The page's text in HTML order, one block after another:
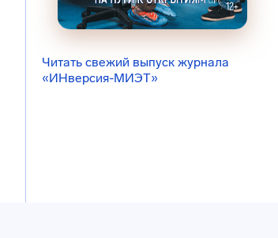
Читать свежий выпуск журнала
«ИНверсия-МИЭТ»